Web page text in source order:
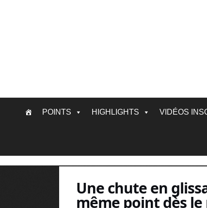
POINTS HIGHLIGHTS VIDÉOS
Une chute en
même point dès